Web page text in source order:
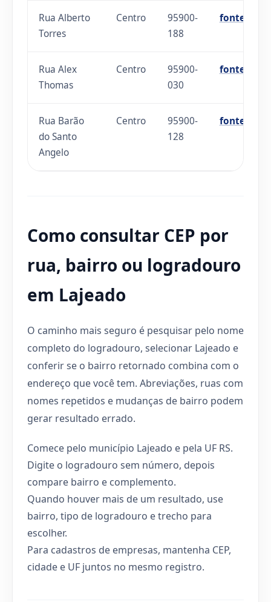
Rua Alberto
Torres
Centro
95900-
188
fonte
Rua Alex
Thomas
Centro
95900-
030
fonte
Rua Barão
do Santo
Angelo
Centro
95900-
128
fonte
Como consultar CEP por
rua, bairro ou logradouro
em Lajeado
O caminho mais seguro é pesquisar pelo nome
completo do logradouro, selecionar Lajeado e
conferir se o bairro retornado combina com o
endereço que você tem. Abreviações, ruas com
nomes repetidos e mudanças de bairro podem
gerar resultado errado.
Comece pelo município Lajeado e pela UF RS.
Digite o logradouro sem número, depois
compare bairro e complemento.
Quando houver mais de um resultado, use
bairro, tipo de logradouro e trecho para
escolher.
Para cadastros de empresas, mantenha CEP,
cidade e UF juntos no mesmo registro.